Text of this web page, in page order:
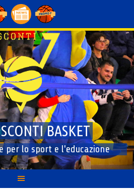
BASKET
per lo sport e l'educazione